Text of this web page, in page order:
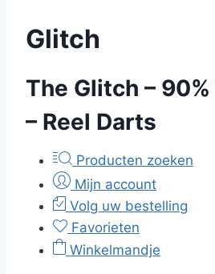
Glitch
The Glitch –
– Reel Darts
Producten zoeken
Mijn account
Volg uw bestelling
Favorieten
Winkelmandje